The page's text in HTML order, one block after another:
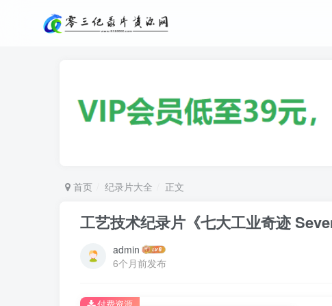
首页 纪录片大全 正文
工艺技术纪录片《七大工业奇迹
admin
6个月前发布